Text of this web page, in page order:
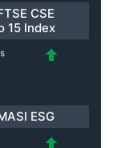
CSE
15 Index
ESG